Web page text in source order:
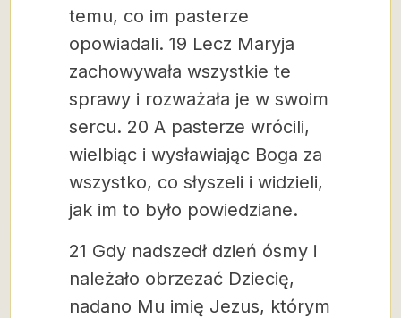
temu, co im pasterze
opowiadali. 19 Lecz Maryja
zachowywała wszystkie te
sprawy i rozważała je w swoim
sercu. 20 A pasterze wrócili,
wielbiąc i wysławiając Boga za
wszystko, co słyszeli i widzieli,
jak im to było powiedziane.
21 Gdy nadszedł dzień ósmy i
należało obrzezać Dziecię,
nadano Mu imię Jezus, którym